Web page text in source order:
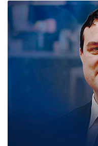
Právní vztahy k
JUDr. Adam Zítek, Ph.D.
Pracovní právo
Pojištění jako specifické
Dagmar Hladíková, MBA,
Personální strategie a